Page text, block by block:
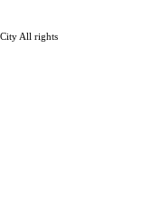
All rights